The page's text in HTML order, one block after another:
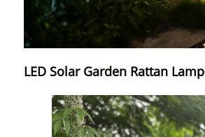
LED Solar Garden Rattan Lamp